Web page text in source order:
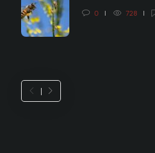
0 728